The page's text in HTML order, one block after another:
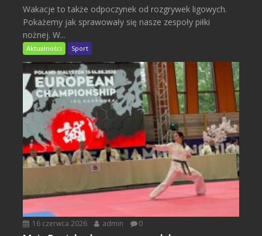
Wakacje to także odpoczynek od rozgrywek ligowych.
Pokażemy jak sprawowały się nasze zespoły piłki
nożnej. W...
Aktualności Sport
16 czerwca 2026 admin 0